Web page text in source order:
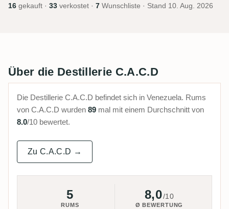
16 gekauft · 33 verkostet · 7 Wunschliste · Stand 10. Aug. 2026
Über die Destillerie C.A.C.D
Die Destillerie C.A.C.D befindet sich in Venezuela. Rums
von C.A.C.D wurden 89 mal mit einem Durchschnitt von
8.0/10 bewertet.
Zu C.A.C.D →
5
RUMS
8,0/10
Ø BEWERTUNG